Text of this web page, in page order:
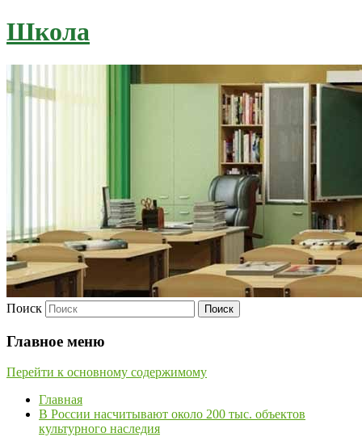
Школа
Поиск
Главное меню
Перейти к основному содержимому
Главная
В России насчитывают около 200 тыс. объектов
культурного наследия